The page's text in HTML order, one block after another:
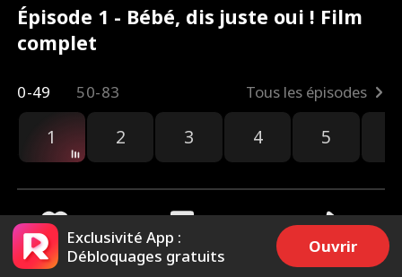
Épisode 1 - Bébé, dis juste oui ! Film
complet
0-49 50-83 Tous les épisodes
1 2 3 4 5
5k 79.6k Partager
Exclusivité App :
Débloquages gratuits
Ouvrir